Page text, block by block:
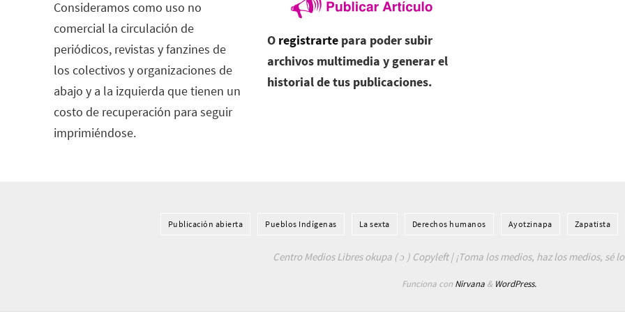
Consideramos como uso no
comercial la circulación de
periódicos, revistas y fanzines de
los colectivos y organizaciones de
abajo y a la izquierda que tienen un
costo de recuperación para seguir
imprimiéndose.
O registrarte para poder subir
archivos multimedia y generar el
historial de tus publicaciones.
Publicación abierta Pueblos Indí­genas La sexta Derechos humanos Ayotzinapa Zapatista
Centro Medios Libres okupa ( ɔ ) Copyleft | ¡Toma los medios, haz los medios, sé
Funciona con Nirvana& WordPress.